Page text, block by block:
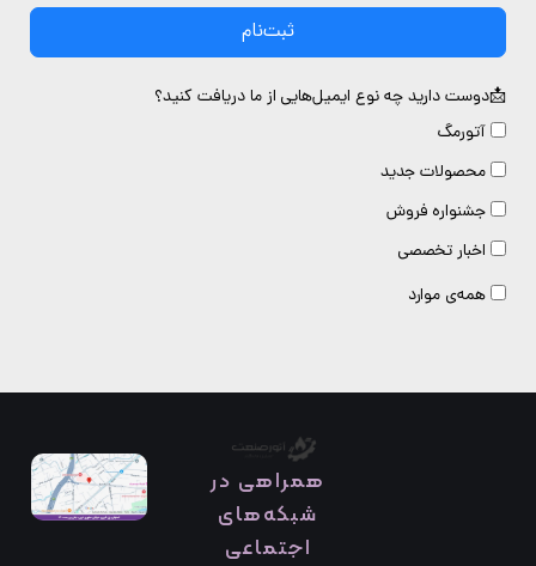
ثبت‌نام
دارید چه نوع ایمیل‌هایی از ما دریافت کنید؟
آتورمگ
محصولات جدید
جشنواره فروش
اخبار تخصصی
همه‌ی موارد
همراهی در
شبکه‌های
اجتماعی